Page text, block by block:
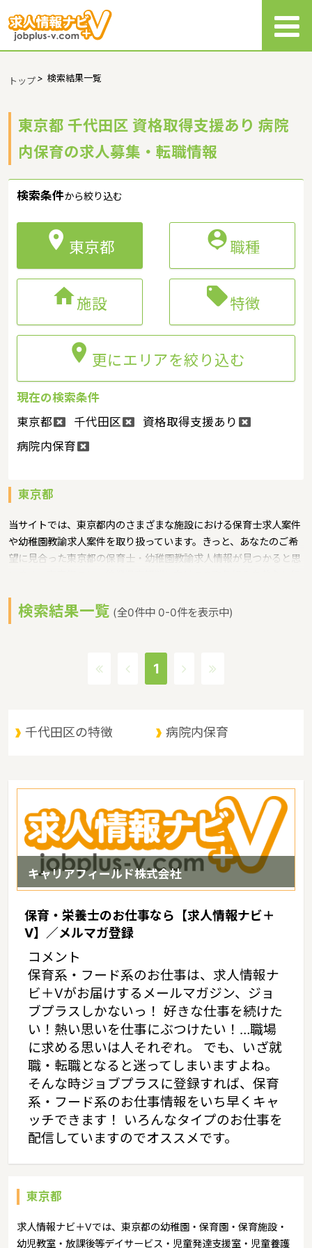
トップ> 検索結果一覧
東京都 千代田区 資格取得支援あり 病院
内保育の求人募集・転職情報
検索条件から絞り込む
 東京都 職種
施設 特徴
 更にエリアを絞り込む
現在の検索条件
東京都
千代田区
資格取得支援あり
病院内保育
東京都
当サイトでは、東京都内のさまざまな施設における保育士求人案件
や幼稚園教諭求人案件を取り扱っています。きっと、あなたのご希
望に見合った東京都の保育士・幼稚園教諭求人情報が見つかると思
す。一方で東京都内の膨大な保育園・幼稚園では保育士・幼稚園教
諭が慢性的に不足しているのも事実です。そのような人手不足が顕
士・幼稚園教諭の求人探しは『求人情報ナビ+V』にお任せくださ
検索結果一覧 (全0件中 0-0件を表示中)
1
千代田区の特徴 病院内保育
キャリアフィールド株式会社
保育・栄養士のお仕事なら【求人情報ナビ＋
V】／メルマガ登録
コメント
保育系・フード系のお仕事は、求人情報ナ
ビ＋Vがお届けするメールマガジン、ジョ
ブプラスしかないっ！ 好きな仕事を続けた
い！熱い思いを仕事にぶつけたい！…職場
に求める思いは人それぞれ。 でも、いざ就
職・転職となると迷ってしまいますよね。
そんな時ジョブプラスに登録すれば、保育
系・フード系のお仕事情報をいち早くキャ
ッチできます！ いろんなタイプのお仕事を
配信していますのでオススメです。
東京都
求人情報ナビ＋Vでは、東京都の幼稚園・保育園・保育施設・
幼児教室・放課後等デイサービス・児童発達支援室・児童養護